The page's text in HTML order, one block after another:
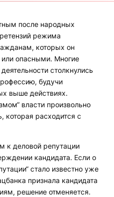
после народных
режима
которых он
опасными. Многие
столкнулись
будучи
выше действиях.
власти произвольно
которая расходится с
к деловой репутации
кандидата. Если о
стало известно уже
признала кандидата
решение отменяется.